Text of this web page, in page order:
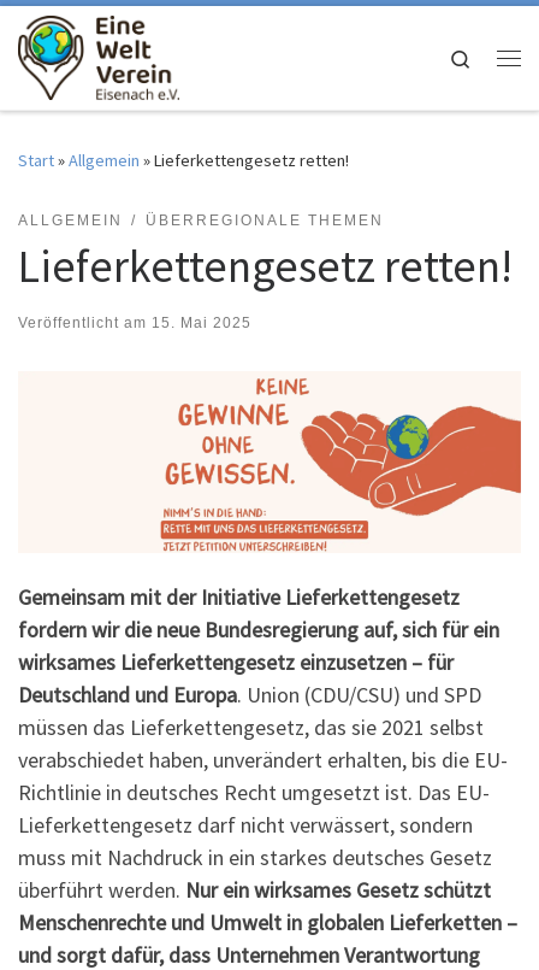
Zum Inhalt springen
Search
Start»Allgemein »Lieferkettengesetz retten!
ALLGEMEIN ÜBERREGIONALE THEMEN
Lieferkettengesetz retten!
Veröffentlicht am 15. Mai 2025
Gemeinsam mit der Initiative Lieferkettengesetz
fordern wir die neue Bundesregierung auf, sich für ein
wirksames Lieferkettengesetz einzusetzen – für
Deutschland und Europa. Union (CDU/CSU) und SPD
müssen das Lieferkettengesetz, das sie 2021 selbst
verabschiedet haben, unverändert erhalten, bis die EU-
Richtlinie in deutsches Recht umgesetzt ist. Das EU-
Lieferkettengesetz darf nicht verwässert, sondern
muss mit Nachdruck in ein starkes deutsches Gesetz
überführt werden. Nur ein wirksames Gesetz schützt
Menschenrechte und Umwelt in globalen Lieferketten –
und sorgt dafür, dass Unternehmen Verantwortung